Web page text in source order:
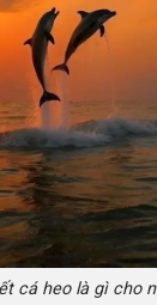
cá heo là gì cho